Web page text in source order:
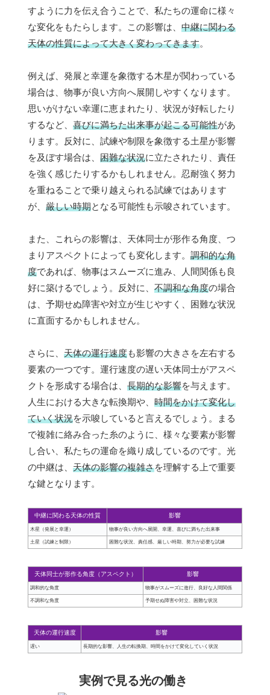
すように力を伝え合うことで、私たちの運命に様々
な変化をもたらします。この影響は、 中継に関わる
天体の性質によって大きく変わってきます。
例えば、発展と幸運を象徴する木星が関わっている
場合は、物事が良い方向へ展開しやすくなります。
思いがけない幸運に恵まれたり、状況が好転したり
するなど、 喜びに満ちた出来事が起こる可能性があ
ります。反対に、試練や制限を象徴する土星が影響
を及ぼす場合は、 困難な状況に立たされたり、責任
を強く感じたりするかもしれません。忍耐強く努力
を重ねることで乗り越えられる試練ではあります
が、 厳しい時期となる可能性も示唆されています。
また、これらの影響は、天体同士が形作る角度、つ
まりアスペクトによっても変化します。 調和的な角
度であれば、物事はスムーズに進み、人間関係も良
好に築けるでしょう。反対に、 不調和な角度の場合
は、予期せぬ障害や対立が生じやすく、困難な状況
に直面するかもしれません。
さらに、 天体の運行速度も影響の大きさを左右する
要素の一つです。運行速度の遅い天体同士がアスペ
クトを形成する場合は、 長期的な影響を与えます。
人生における大きな転換期や、 時間をかけて変化し
ていく状況を示唆していると言えるでしょう。まる
で複雑に絡み合った糸のように、様々な要素が影響
し合い、私たちの運命を織り成しているのです。光
の中継は、 天体の影響の複雑さを理解する上で重要
な鍵となります。
中継に関わる天体の性質 影響
木星（発展と幸運） 物事が良い方向へ展開、幸運、喜びに満ちた出来事
土星（試練と制限） 困難な状況、責任感、厳しい時期、努力が必要な試練
天体同士が形作る角度（アスペクト） 影響
調和的な角度 物事がスムーズに進行、良好な人間関係
不調和な角度 予期せぬ障害や対立、困難な状況
天体の運行速度 影響
遅い 長期的な影響、人生の転換期、時間をかけて変化していく状況
実例で見る光の働き